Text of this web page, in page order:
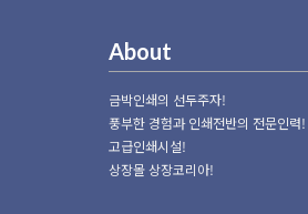
About
금박인쇄의 선두주자!
풍부한 경험과 인쇄전반의 전문인력!
고급인쇄시설!
상장몰 상장코리아!